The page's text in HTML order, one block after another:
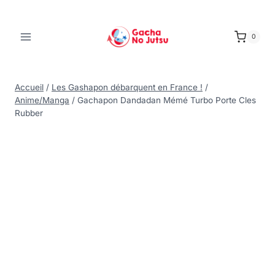
0
Accueil / Les Gashapon débarquent en France ! /
Anime/Manga / Gachapon Dandadan Mémé Turbo Porte Cles
Rubber